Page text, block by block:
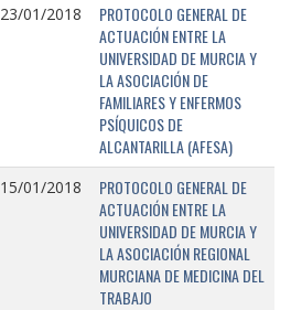
23/01/2018
PROTOCOLO GENERAL DE
ACTUACIÓN ENTRE LA
UNIVERSIDAD DE MURCIA Y
LA ASOCIACIÓN DE
FAMILIARES Y ENFERMOS
PSÍQUICOS DE
ALCANTARILLA (AFESA)
15/01/2018
PROTOCOLO GENERAL DE
ACTUACIÓN ENTRE LA
UNIVERSIDAD DE MURCIA Y
LA ASOCIACIÓN REGIONAL
MURCIANA DE MEDICINA DEL
TRABAJO